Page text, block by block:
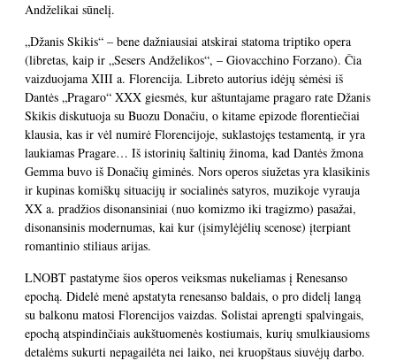
Andželikai sūnelį.
„Džanis Skikis“ – bene dažniausiai atskirai statoma triptiko opera
(libretas, kaip ir „Sesers Andželikos“, – Giovacchino Forzano). Čia
vaizduojama XIII a. Florencija. Libreto autorius idėjų sėmėsi iš
Dantės „Pragaro“ XXX giesmės, kur aštuntajame pragaro rate Džanis
Skikis diskutuoja su Buozu Donačiu, o kitame epizode florentiečiai
klausia, kas ir vėl numirė Florencijoje, suklastojęs testamentą, ir yra
laukiamas Pragare… Iš istorinių šaltinių žinoma, kad Dantės žmona
Gemma buvo iš Donačių giminės. Nors operos siužetas yra klasikinis
ir kupinas komiškų situacijų ir socialinės satyros, muzikoje vyrauja
XX a. pradžios disonansiniai (nuo komizmo iki tragizmo) pasažai,
disonansinis modernumas, kai kur (įsimylėjėlių scenose) įterpiant
romantinio stiliaus arijas.
LNOBT pastatyme šios operos veiksmas nukeliamas į Renesanso
epochą. Didelė menė apstatyta renesanso baldais, o pro didelį langą
su balkonu matosi Florencijos vaizdas. Solistai aprengti spalvingais,
epochą atspindinčiais aukštuomenės kostiumais, kurių smulkiausioms
detalėms sukurti nepagailėta nei laiko, nei kruopštaus siuvėjų darbo.